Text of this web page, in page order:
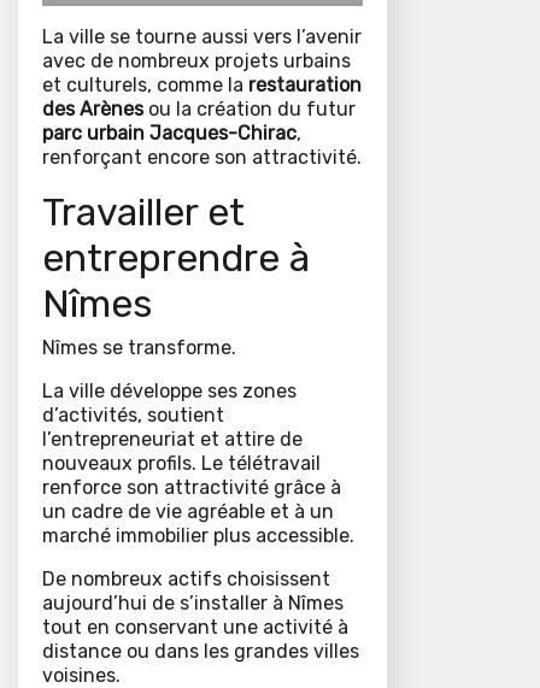
La ville se tourne aussi vers l’avenir
avec de nombreux projets urbains
et culturels, comme la restauration
des Arènesou la création du futur
parc urbain Jacques-Chirac,
renforçant encore son attractivité.
Travailler et
entreprendre à
Nîmes
Nîmes se transforme.
La ville développe ses zones
d’activités, soutient
l’entrepreneuriat et attire de
nouveaux profils. Le télétravail
renforce son attractivité grâce à
un cadre de vie agréable et à un
marché immobilier plus accessible.
De nombreux actifs choisissent
aujourd’hui de s’installer à Nîmes
tout en conservant une activité à
distance ou dans les grandes villes
voisines.